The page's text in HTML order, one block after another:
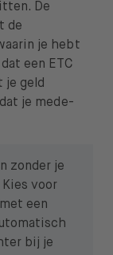
De
de
je hebt
een ETC
je geld
je mede-
zonder je
voor
een
bij je